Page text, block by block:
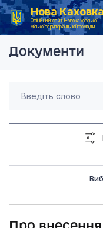
Нова
Офіційний сайт Новокаховської
міської територіальної громади
Головна
Документи
Про